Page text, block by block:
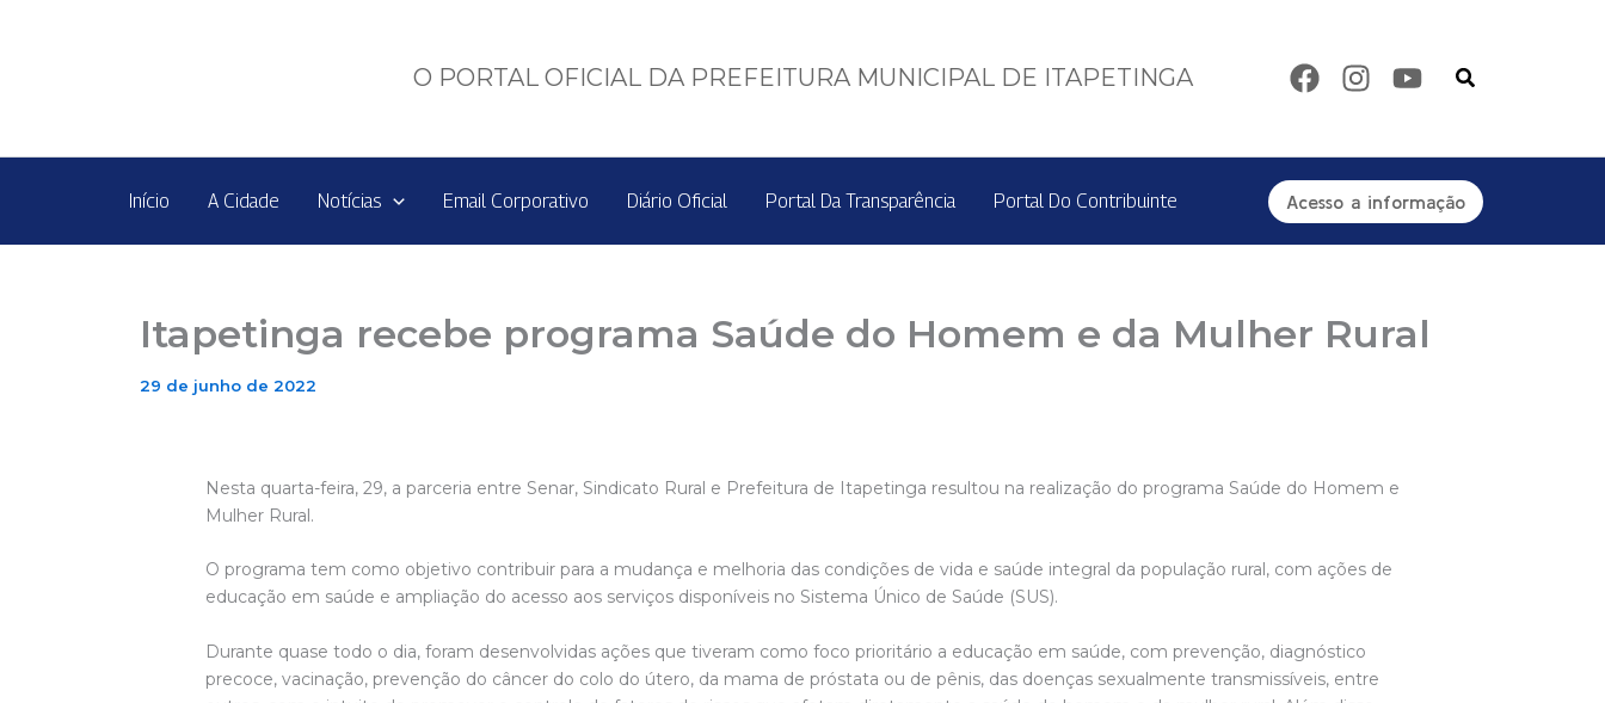
O PORTAL OFICIAL DA PREFEITURA MUNICIPAL DE ITAPETINGA Pesquisar
Início A Cidade Notícias Email Corporativo Diário Oficial Portal Da Transparência Portal Do Contribuinte Acesso a informação
Itapetinga recebe programa Saúde do Homem e da Mulher Rural
29 de junho de 2022
Nesta quarta-feira, 29, a parceria entre Senar, Sindicato Rural e Prefeitura de Itapetinga resultou na realização do programa Saúde do Homem e
Mulher Rural.
O programa tem como objetivo contribuir para a mudança e melhoria das condições de vida e saúde integral da população rural, com ações de
educação em saúde e ampliação do acesso aos serviços disponíveis no Sistema Único de Saúde (SUS).
Durante quase todo o dia, foram desenvolvidas ações que tiveram como foco prioritário a educação em saúde, com prevenção, diagnóstico
precoce, vacinação, prevenção do câncer do colo do útero, da mama de próstata ou de pênis, das doenças sexualmente transmissíveis, entre